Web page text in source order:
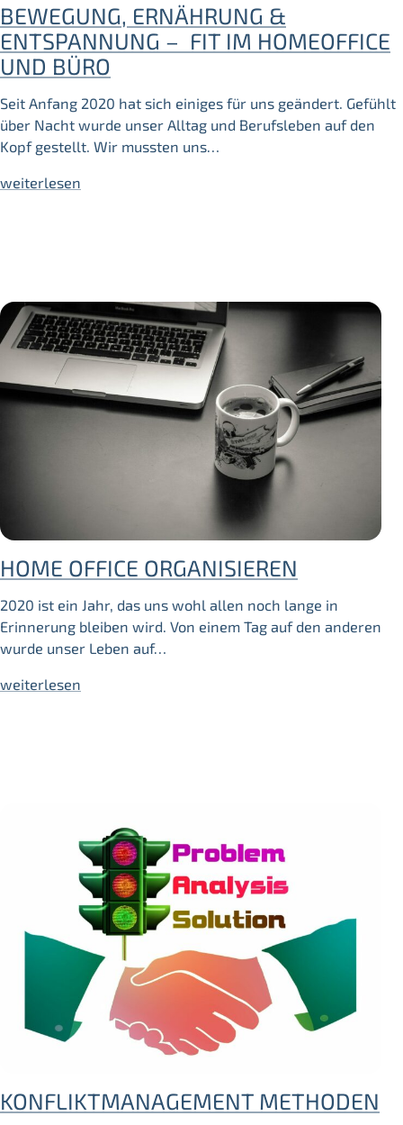
BEWEGUNG, ERNÄHRUNG &
ENTSPANNUNG – FIT IM HOMEOFFICE
UND BÜRO
Seit Anfang 2020 hat sich einiges für uns geändert. Gefühlt
über Nacht wurde unser Alltag und Berufsleben auf den
Kopf gestellt. Wir mussten uns…
weiterlesen
HOME OFFICE ORGANISIEREN
2020 ist ein Jahr, das uns wohl allen noch lange in
Erinnerung bleiben wird. Von einem Tag auf den anderen
wurde unser Leben auf…
weiterlesen
KONFLIKTMANAGEMENT METHODEN